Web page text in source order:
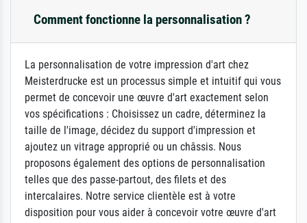
Comment fonctionne la personnalisation ?
La personnalisation de votre impression d'art chez
Meisterdrucke est un processus simple et intuitif qui vous
permet de concevoir une œuvre d'art exactement selon
vos spécifications : Choisissez un cadre, déterminez la
taille de l'image, décidez du support d'impression et
ajoutez un vitrage approprié ou un châssis. Nous
proposons également des options de personnalisation
telles que des passe-partout, des filets et des
intercalaires. Notre service clientèle est à votre
disposition pour vous aider à concevoir votre œuvre d'art